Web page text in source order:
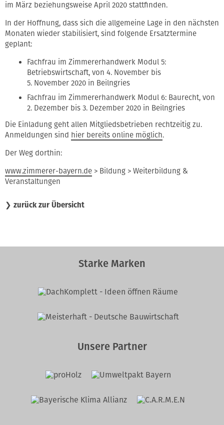
im März beziehungsweise April 2020 stattfinden.
In der Hoffnung, dass sich die allgemeine Lage in den nächsten
Monaten wieder stabilisiert, sind folgende Ersatztermine
geplant:
Fachfrau im Zimmererhandwerk Modul 5:
Betriebswirtschaft, von 4. November bis
5. November 2020 in Beilngries
Fachfrau im Zimmererhandwerk Modul 6: Baurecht, von
2. Dezember bis 3. Dezember 2020 in Beilngries
Die Einladung geht allen Mitgliedsbetrieben rechtzeitig zu.
Anmeldungen sind hier bereits online möglich.
Der Weg dorthin:
www.zimmerer-bayern.de > Bildung > Weiterbildung &
Veranstaltungen
❯ zurück zur Übersicht
Starke Marken
Unsere Partner